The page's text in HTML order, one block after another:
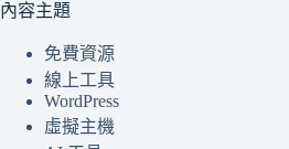
內容主題
免費資源
線上工具
WordPress
虛擬主機